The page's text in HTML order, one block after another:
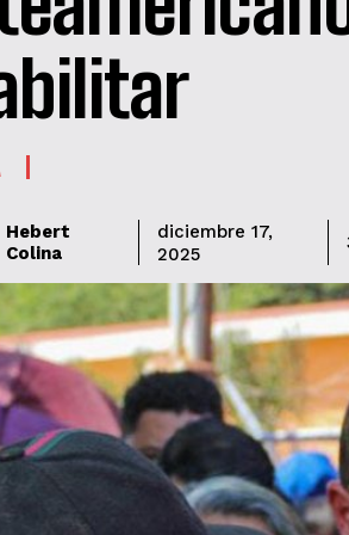
Hebert
Colina
diciembre 17,
2025